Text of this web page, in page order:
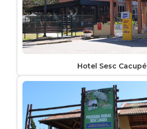
Hotel Sesc Cacupé